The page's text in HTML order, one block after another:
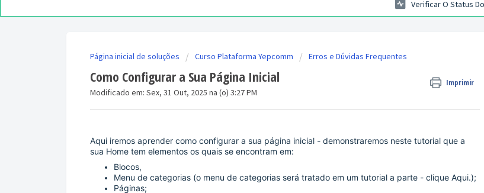
Verificar O Status
Página inicial de soluções Curso Plataforma Yepcomm Erros e Dúvidas Frequentes
Como Configurar a Sua Página Inicial
Imprimir
Modificado em: Sex, 31 Out, 2025 na (o) 3:27 PM
Aqui iremos aprender como configurar a sua página inicial - demonstraremos neste tutorial que a
sua Home tem elementos os quais se encontram em:
Blocos,
Menu de categorias (o menu de categorias será tratado em um tutorial a parte - clique Aqui.);
Páginas;